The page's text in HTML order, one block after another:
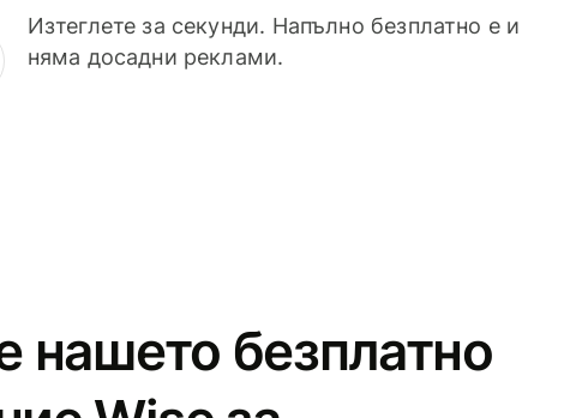
Изтеглете за секунди. Напълно безплатно е и
няма досадни реклами.
нашето безплатно